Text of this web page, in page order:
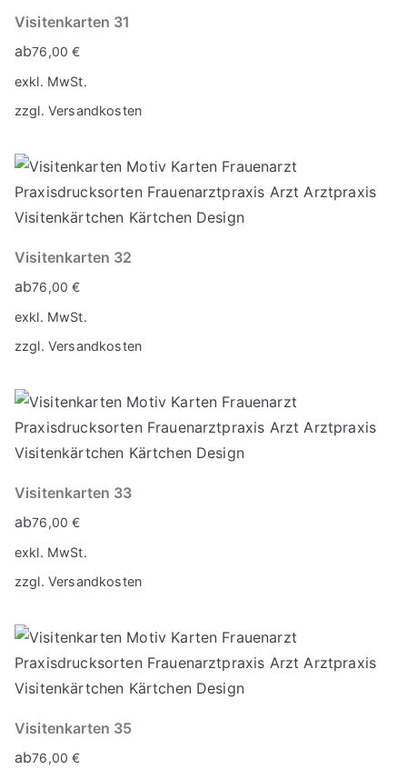
Visitenkarten 31
ab76,00€
exkl. MwSt.
zzgl. Versandkosten
Visitenkarten 32
ab76,00€
exkl. MwSt.
zzgl. Versandkosten
Visitenkarten 33
ab76,00€
exkl. MwSt.
zzgl. Versandkosten
Visitenkarten 35
ab76,00€